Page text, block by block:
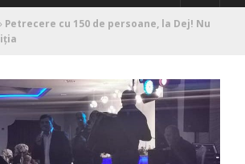
Petrecere cu 150 de persoane, la Dej! Nu